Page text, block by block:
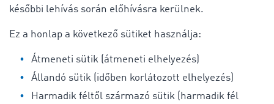
későbbi lehívás során előhívásra kerülnek.
Ez a honlap a következő sütiket használja:
Átmeneti sütik (átmeneti elhelyezés)
Állandó sütik (időben korlátozott elhelyezés)
Harmadik féltől származó sütik (harmadik fél